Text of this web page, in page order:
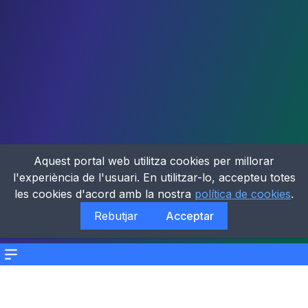
Menu
Aquest portal web utilitza cookies per millorar
l'experiència de l'usuari. En utilitzar-lo, accepteu totes
les cookies d'acord amb la nostra política de cookies.
Rebutjar
Acceptar